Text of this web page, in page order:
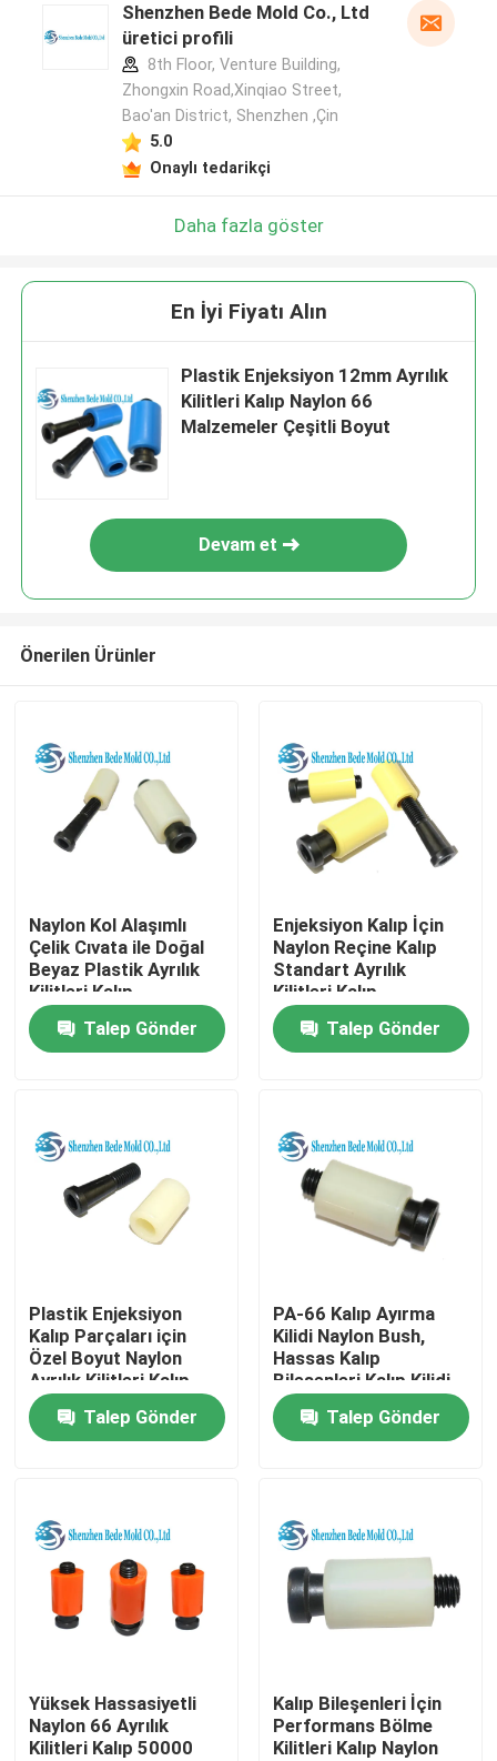
Hakkımızda
Ürünler
Hassas Kalıp Bileşenleri
Kılavuz ayağı
İtici Pimler
Sprue Burç
Shenzhen Bede Mold Co., Ltd
üretici profili
8th Floor, Venture Building,
Zhongxin Road,Xinqiao Street,
Bao'an District, Shenzhen ,Çin
5.0
Onaylı tedarikçi
Daha fazla göster
En İyi Fiyatı Alın
Plastik Enjeksiyon 12mm Ayrılık
Kilitleri Kalıp Naylon 66
Malzemeler Çeşitli Boyut
Devam et
Önerilen Ürünler
Naylon Kol Alaşımlı
Çelik Cıvata ile Doğal
Beyaz Plastik Ayrılık
Kilitleri Kalıp
Talep Gönder
Enjeksiyon Kalıp İçin
Naylon Reçine Kalıp
Standart Ayrılık
Kilitleri Kalıp
Talep Gönder
Plastik Enjeksiyon
Kalıp Parçaları için
Özel Boyut Naylon
Ayrılık Kilitleri Kalıp
Talep Gönder
PA-66 Kalıp Ayırma
Kilidi Naylon Bush,
Hassas Kalıp
Bileşenleri Kalıp Kilidi
Talep Gönder
Yüksek Hassasiyetli
Naylon 66 Ayrılık
Kilitleri Kalıp 50000
Kalıp Bileşenleri İçin
Performans Bölme
Kilitleri Kalıp Naylon